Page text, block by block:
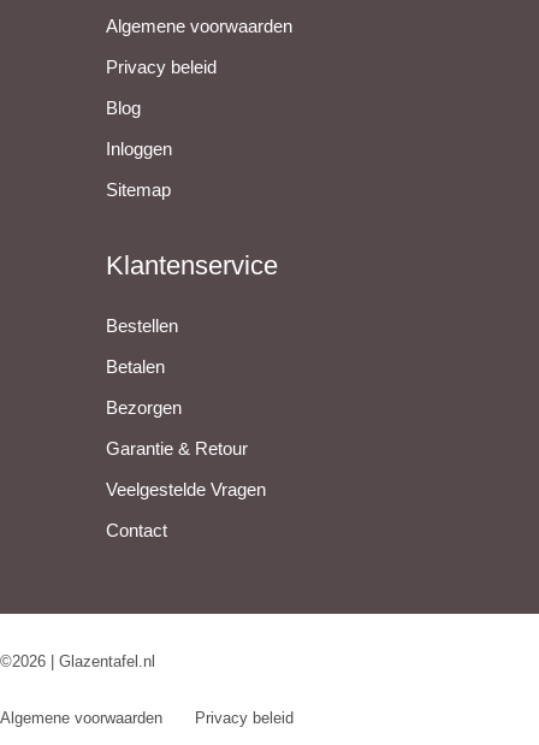
Algemene voorwaarden
Privacy beleid
Blog
Inloggen
Sitemap
Klantenservice
Bestellen
Betalen
Bezorgen
Garantie & Retour
Veelgestelde Vragen
Contact
©2026 | Glazentafel.nl
Algemene voorwaarden Privacy beleid